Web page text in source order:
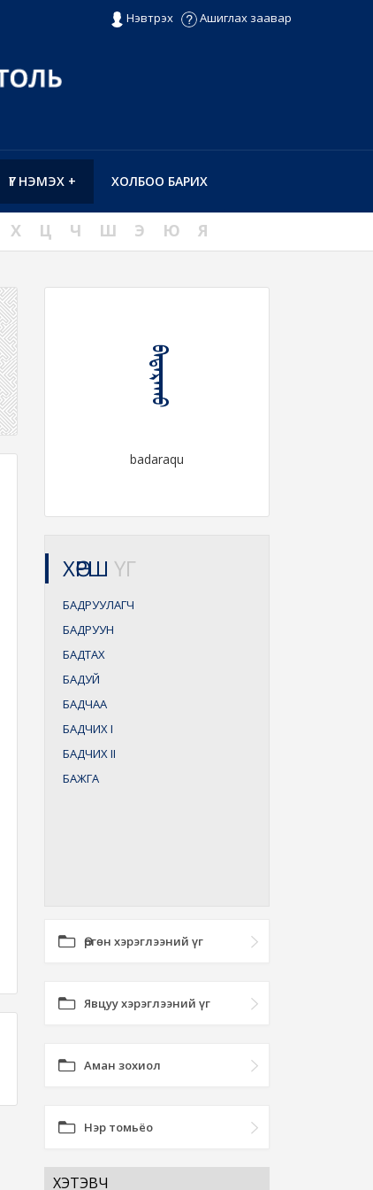
Нэвтрэх Ашиглах заавар
ХОЛБОО БАРИХ
ҮГ НЭМЭХ +
Х Ц Ч Ш Э Ю Я
ᠪᠠᠳᠠᠷᠠᠬᠤ
badaraqu
ХӨРШ ҮГ
БАДРУУЛАГЧ
БАДРУУН
БАДТАХ
БАДУЙ
БАДЧАА
БАДЧИХI
БАДЧИХII
БАЖГА
Өргөн хэрэглээний үг
Явцуу хэрэглээний үг
Аман зохиол
Нэр томьёо
ХЭТЭВЧ